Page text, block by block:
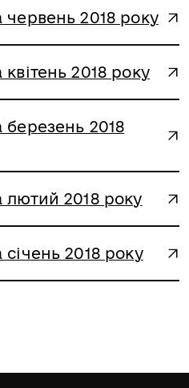
червень 2018 року
квітень 2018 року
березень 2018
лютий 2018 року
січень 2018 року